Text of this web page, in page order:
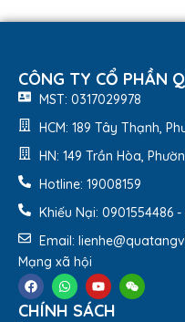
quà tặng với số
CÔNG TY CỔ PHẦN
MST: 0317029978
HCM: 189 Tây Thạnh,
HN: 149 Trần Hòa,
Hotline: 19008159
Khiếu Nại: 0901554486
Email:
Mạng xã hội
CHÍNH SÁCH